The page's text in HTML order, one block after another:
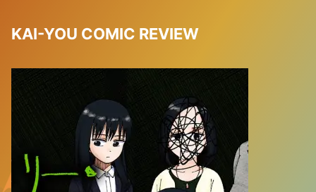
KAI-YOU COMIC REVIEW